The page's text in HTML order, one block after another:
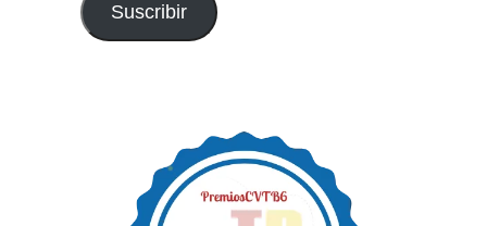
Suscribir